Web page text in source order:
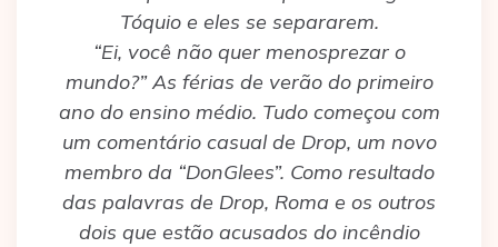
Tóquio e eles se separarem.
“Ei, você não quer menosprezar o
mundo?” As férias de verão do primeiro
ano do ensino médio. Tudo começou com
um comentário casual de Drop, um novo
membro da “DonGlees”. Como resultado
das palavras de Drop, Roma e os outros
dois que estão acusados do incêndio